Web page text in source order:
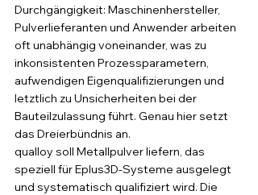
Durchgängigkeit: Maschinenhersteller,
Pulverlieferanten und Anwender arbeiten
oft unabhängig voneinander, was zu
inkonsistenten Prozessparametern,
aufwendigen Eigenqualifizierungen und
letztlich zu Unsicherheiten bei der
Bauteilzulassung führt. Genau hier setzt
das Dreierbündnis an.
qualloy soll Metallpulver liefern, das
speziell für Eplus3D-Systeme ausgelegt
und systematisch qualifiziert wird. Die